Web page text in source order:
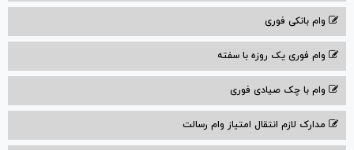
وام بانکی فوری
وام فوری یک روزه با سفته
وام با‌ چک صیادی‌ فوری
مدارک لازم انتقال امتیاز وام رسالت